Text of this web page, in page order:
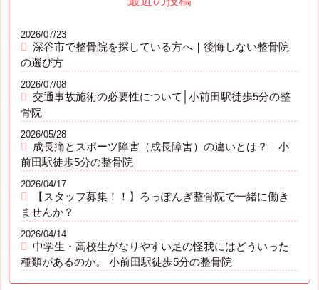
深谷市で整骨院を探している方へ｜後悔しない整骨院
の選び方
2026/07/23
交通事故施術の必要性について│小前田駅徒歩5分の整
骨院
2026/07/08
成長痛とスポーツ障害（成長障害）の違いとは？｜小
前田駅徒歩5分の整骨院
2026/05/28
【スタッフ募集！！】ろっぽんぎ整骨院で一緒に働き
ませんか？
2026/04/17
中学生・高校生がなりやすい足の怪我にはどういった
種類があるのか。 小前田駅徒歩5分の整骨院
2026/04/14